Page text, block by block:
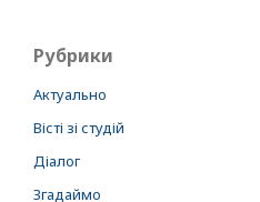
Рубрики
Актуально
Вісті зі студій
Діалог
Згадаймо